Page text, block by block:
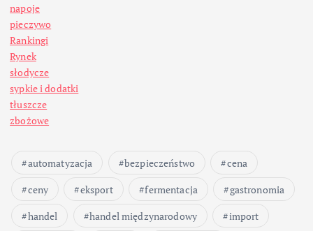
napoje
pieczywo
Rankingi
Rynek
słodycze
sypkie i dodatki
tłuszcze
zbożowe
automatyzacja bezpieczeństwo
cena
ceny
eksport fermentacja
gastronomia
handel
handel międzynarodowy
import